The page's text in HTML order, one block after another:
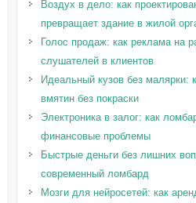
Воздух в дело: как
превращает здание в жилой
Голос продаж: как реклама на
слушателей в клиентов
Идеальный кузов без малярки:
вмятин без покраски
Электроника в залог: как
финансовые проблемы
Быстрые деньги без лишних
современный ломбард
Мозги для нейросетей: как